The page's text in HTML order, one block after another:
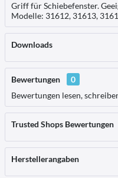
Griff für Schiebefenster.
Modelle: 31612, 31613,
Downloads
Bewertungen
0
Bewertungen lesen,
Trusted Shops Bewertungen
Herstellerangaben